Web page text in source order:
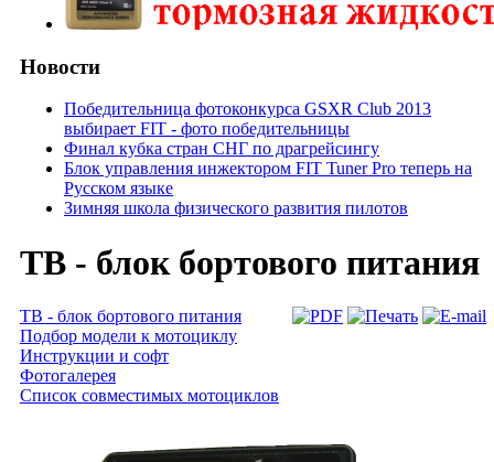
Новости
Победительница фотоконкурса GSXR Club 2013
выбирает FIT - фото победительницы
Финал кубка стран СНГ по драгрейсингу
Блок управления инжектором FIT Tuner Pro теперь на
Русском языке
Зимняя школа физического развития пилотов
TB - блок бортового питания
TB - блок бортового питания
Подбор модели к мотоциклу
Инструкции и софт
Фотогалерея
Список совместимых мотоциклов